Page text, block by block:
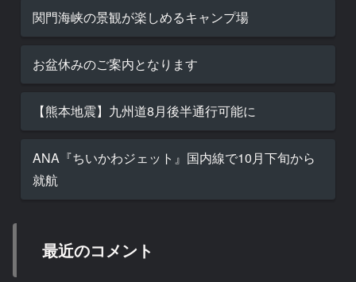
関門海峡の景観が楽しめるキャンプ場
お盆休みのご案内となります
【熊本地震】九州道8月後半通行可能に
ANA『ちいかわジェット』国内線で10月下旬から
就航
最近のコメント